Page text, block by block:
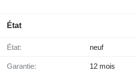
État
État: neuf
Garantie: 12 mois